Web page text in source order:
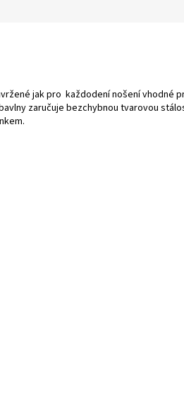
jak pro každodení nošení vhodné
zaručuje bezchybnou tvarovou